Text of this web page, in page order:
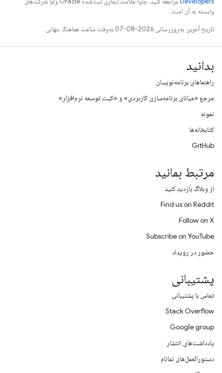
وابسته به آن است.
تاریخ آخرین به‌روزرسانی 2026-08-07 به‌وقت ساعت هماهنگ جهانی.
بدانید
راهنماهای برنامه‌نویسان
مرجع «میانای برنامه‌سازی کاربردی» و «کیت توسعه نرم‌افزار»
نمونه
کتابخانه‌ها
GitHub
مرتبط بمانید
از وبلاگ بازدید کنید
Find us on Reddit
Follow on X
Subscribe on YouTube
حضور در رویداد
پشتیبانی
تماس با پشتیبانی
Stack Overflow
Google group
یادداشت‌های انتشار
دستورالعمل‌های نمانام